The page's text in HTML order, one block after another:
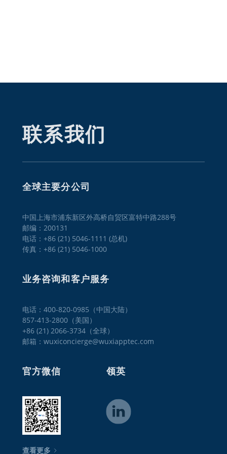
联系我们
全球主要分公司
中国上海市浦东新区外高桥自贸区富特中路288号
邮编：200131
电话：+86 (21) 5046-1111 (总机)
传真：+86 (21) 5046-1000
业务咨询和客户服务
电话：400-820-0985（中国大陆）
857-413-2800（美国）
+86 (21) 2066-3734（全球）
邮箱：wuxiconcierge@wuxiapptec.com
官方微信 领英
查看更多